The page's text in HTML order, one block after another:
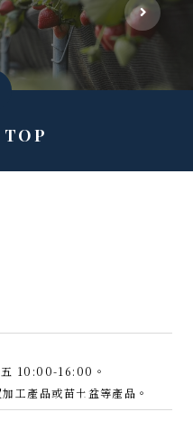
五 10:00-16:00。
工產品或苗土盆等產品。